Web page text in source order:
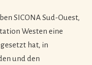
SICONA Sud-Ouest,
Westen eine
hat, in
und den